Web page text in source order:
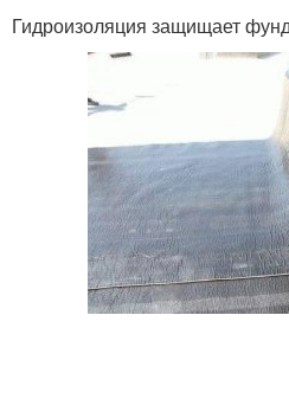
Гидроизоляция защищает